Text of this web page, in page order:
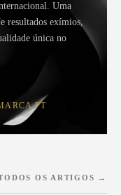
Uma
resultados exímios,
única no
OS ARTIGOS →